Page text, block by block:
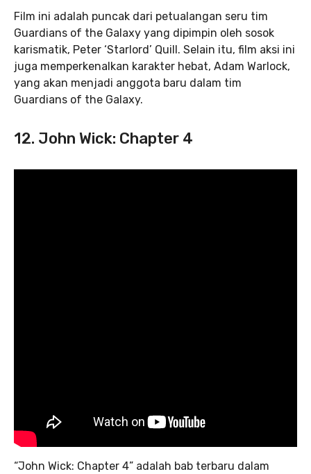
Film ini adalah puncak dari petualangan seru tim
Guardians of the Galaxy yang dipimpin oleh sosok
karismatik, Peter ‘Starlord’ Quill. Selain itu, film aksi ini
juga memperkenalkan karakter hebat, Adam Warlock,
yang akan menjadi anggota baru dalam tim
Guardians of the Galaxy.
12. John Wick: Chapter 4
“John Wick: Chapter 4” adalah bab terbaru dalam